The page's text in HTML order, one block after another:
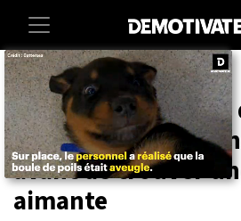
Accueil Societe Animaux
Abandonné à cause
ce chiot traînait
avant de trouver
aimante